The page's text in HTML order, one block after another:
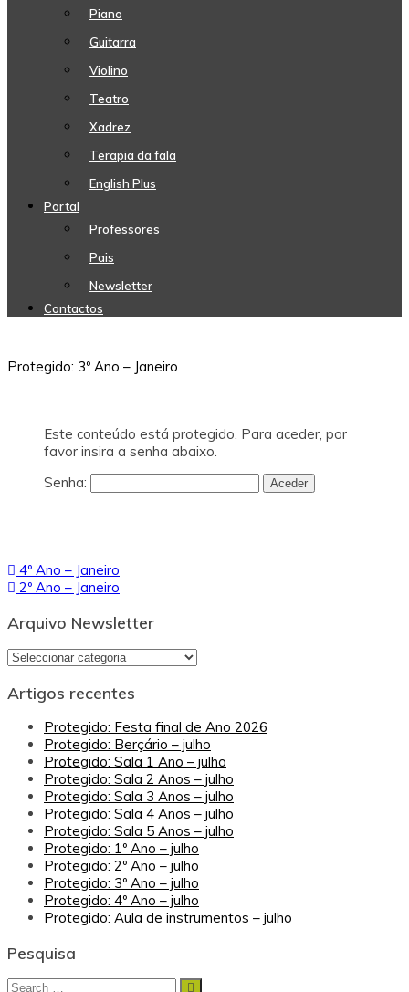
Piano
Guitarra
Violino
Teatro
Xadrez
Terapia da fala
English Plus
Portal
Professores
Pais
Newsletter
Contactos
Protegido: 3º Ano – Janeiro
Este conteúdo está protegido. Para aceder, por
favor insira a senha abaixo.
Senha:
Navegação
de
artigos
4º Ano – Janeiro
2º Ano – Janeiro
Arquivo Newsletter
Arquivo
Artigos recentes
Protegido: Festa final de Ano 2026
Protegido: Berçário – julho
Protegido: Sala 1 Ano – julho
Protegido: Sala 2 Anos – julho
Protegido: Sala 3 Anos – julho
Protegido: Sala 4 Anos – julho
Protegido: Sala 5 Anos – julho
Protegido: 1º Ano – julho
Protegido: 2º Ano – julho
Protegido: 3º Ano – julho
Protegido: 4º Ano – julho
Protegido: Aula de instrumentos – julho
Pesquisa
Search Search